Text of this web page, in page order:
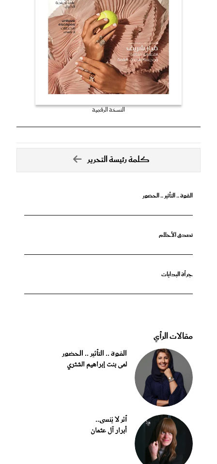
النسخة الرقمية
كلمة رئيسة التحرير
القوة .. التأثير .. الحضور
تصدق الأحلام
جرأة البدايات
مقالات الرأي
القوة .. التأثير .. الحضور
لمى بنت إبراهيم الشثري
أثر لا يُنسى..
أبرار آل عثمان